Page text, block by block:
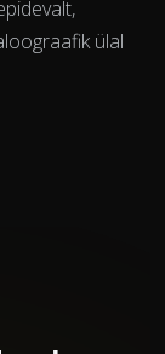
ülal